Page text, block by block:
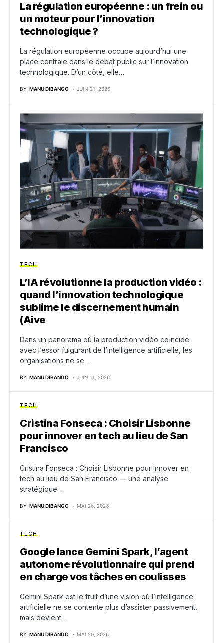
La régulation européenne : un frein ou
un moteur pour l’innovation
technologique ?
La régulation européenne occupe aujourd’hui une
place centrale dans le débat public sur l’innovation
technologique. D’un côté, elle…
BY MANU DIBANGO JUIN 21, 2026
TECH
L’IA révolutionne la production vidéo :
quand l’innovation technologique
sublime le discernement humain
(Aive
Dans un panorama où la production vidéo coïncide
avec l’essor fulgurant de l’intelligence artificielle, les
organisations ne se…
BY MANU DIBANGO JUIN 11, 2026
TECH
Cristina Fonseca : Choisir Lisbonne
pour innover en tech au lieu de San
Francisco
Cristina Fonseca : Choisir Lisbonne pour innover en
tech au lieu de San Francisco — une analyse
stratégique…
BY MANU DIBANGO MAI 26, 2026
TECH
Google lance Gemini Spark, l’agent
autonome révolutionnaire qui prend
en charge vos tâches en coulisses
Gemini Spark est le fruit d’une vision où l’intelligence
artificielle ne se contente plus d’assister passivement,
mais devient…
BY MANU DIBANGO MAI 20, 2026